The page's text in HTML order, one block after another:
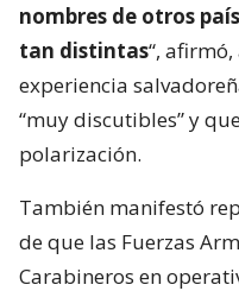
nombres de otros
tan distintas“,
experiencia
“muy discutibles” y
polarización.
También manifestó
de que las Fuerzas
Carabineros en